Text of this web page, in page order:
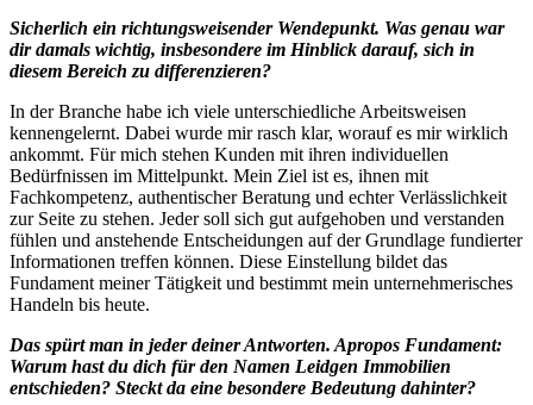
Sicherlich ein richtungsweisender Wendepunkt. Was genau war
dir damals wichtig, insbesondere im Hinblick darauf, sich in
diesem Bereich zu differenzieren?
In der Branche habe ich viele unterschiedliche Arbeitsweisen
kennengelernt. Dabei wurde mir rasch klar, worauf es mir wirklich
ankommt. Für mich stehen Kunden mit ihren individuellen
Bedürfnissen im Mittelpunkt. Mein Ziel ist es, ihnen mit
Fachkompetenz, authentischer Beratung und echter Verlässlichkeit
zur Seite zu stehen. Jeder soll sich gut aufgehoben und verstanden
fühlen und anstehende Entscheidungen auf der Grundlage fundierter
Informationen treffen können. Diese Einstellung bildet das
Fundament meiner Tätigkeit und bestimmt mein unternehmerisches
Handeln bis heute.
Das spürt man in jeder deiner Antworten. Apropos Fundament:
Warum hast du dich für den Namen Leidgen Immobilien
entschieden? Steckt da eine besondere Bedeutung dahinter?